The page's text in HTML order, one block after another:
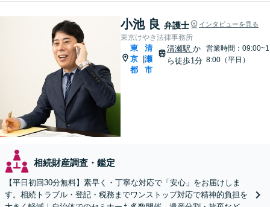
小池 良 弁護士 インタビューを見る
東京けやき法律事務所
東
京
都
清
瀬
市
清瀬駅 か
ら徒歩1分
営業時間：09:00~1
8:00（平日）
相続財産調査・鑑定
【平日初回30分無料】素早く・丁寧な対応で「安心」をお届けしま
す。相続トラブル・登記・税務までワンストップ対応で精神的負担を